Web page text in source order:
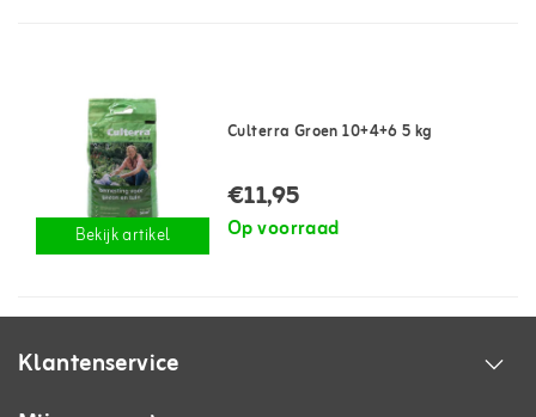
Bekijk artikel
Culterra Groen 10+4+6 5 kg
€11,95
Op voorraad
Klantenservice